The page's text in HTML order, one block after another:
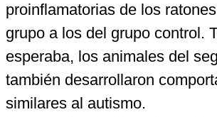
proinflamatorias de los
grupo a los del grupo control.
esperaba, los animales del
también desarrollaron
similares al autismo.